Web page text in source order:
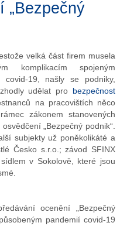
„Bezpečný
velká část firem musela
komplikacím spojeným
covid-19, našly se podniky,
udělat pro bezpečnost
na pracovištích něco
zákonem stanovených
„Bezpečný podnik“.
subjekty už poněkolikáté a
Česko s.r.o.; závod SFINX
v Sokolově, které jsou
ocenění „Bezpečný
pandemií covid-19